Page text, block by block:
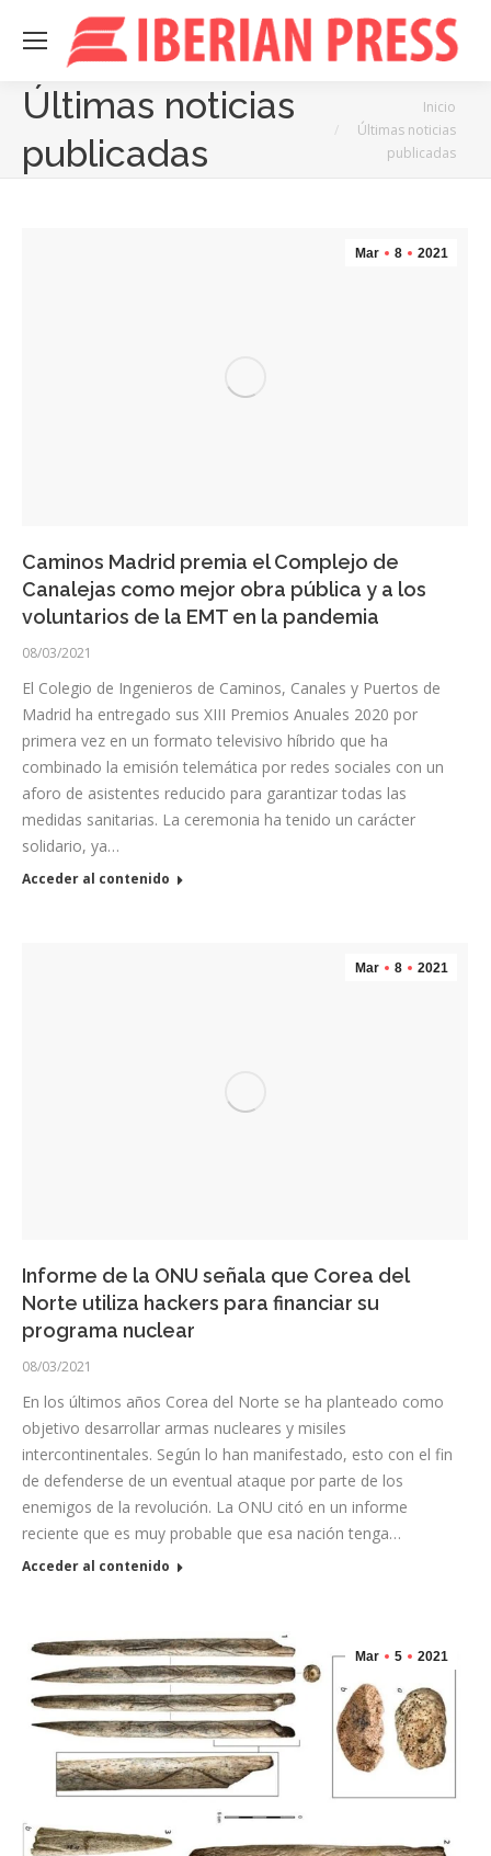
Últimas noticias
publicadas
Inicio
Últimas noticias
publicadas
Mar 8 2021
Caminos Madrid premia el Complejo de
Canalejas como mejor obra pública y a los
voluntarios de la EMT en la pandemia
08/03/2021
El Colegio de Ingenieros de Caminos, Canales y Puertos de
Madrid ha entregado sus XIII Premios Anuales 2020 por
primera vez en un formato televisivo híbrido que ha
combinado la emisión telemática por redes sociales con un
aforo de asistentes reducido para garantizar todas las
medidas sanitarias. La ceremonia ha tenido un carácter
solidario, ya…
Acceder al contenido
Mar 8 2021
Informe de la ONU señala que Corea del
Norte utiliza hackers para financiar su
programa nuclear
08/03/2021
En los últimos años Corea del Norte se ha planteado como
objetivo desarrollar armas nucleares y misiles
intercontinentales. Según lo han manifestado, esto con el fin
de defenderse de un eventual ataque por parte de los
enemigos de la revolución. La ONU citó en un informe
reciente que es muy probable que esa nación tenga…
Acceder al contenido
Mar 5 2021